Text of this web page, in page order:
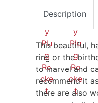
Description
This beautiful,
ring or the
to marvel and
recommend it
there are also